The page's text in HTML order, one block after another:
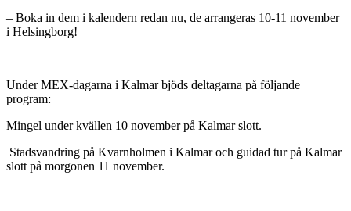
– Boka in dem i kalendern redan nu, de arrangeras 10-11 november
i Helsingborg!
Under MEX-dagarna i Kalmar bjöds deltagarna på följande
program:
Mingel under kvällen 10 november på Kalmar slott.
Stadsvandring på Kvarnholmen i Kalmar och guidad tur på Kalmar
slott på morgonen 11 november.